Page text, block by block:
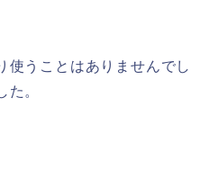
使うことはありませんでし
た。